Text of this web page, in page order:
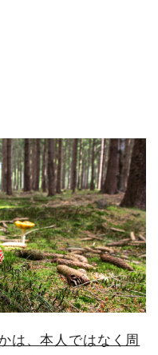
は、本人ではなく周